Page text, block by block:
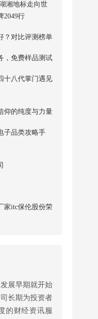
湘地标走向世
行
？对比评测榜单
，免费样品测试
十八代掌门遇见
仰的纯度与力量
子品类攻略手
家itc保伦股份荣
展早期就开始
长期为投资者
的财经资讯服